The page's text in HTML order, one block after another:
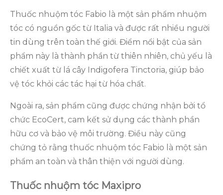
Thuốc nhuộm tóc Fabio là một sản phẩm nhuộm
tóc có nguồn gốc từ Italia và được rất nhiều người
tin dùng trên toàn thế giới. Điểm nổi bật của sản
phẩm này là thành phần từ thiên nhiên, chủ yếu là
chiết xuất từ lá cây Indigofera Tinctoria, giúp bảo
vệ tóc khỏi các tác hại từ hóa chất.
Ngoài ra, sản phẩm cũng được chứng nhận bởi tổ
chức EcoCert, cam kết sử dụng các thành phần
hữu cơ và bảo vệ môi trường. Điều này cũng
chứng tỏ rằng thuốc nhuộm tóc Fabio là một sản
phẩm an toàn và thân thiện với người dùng.
Thuốc nhuộm tóc Maxipro